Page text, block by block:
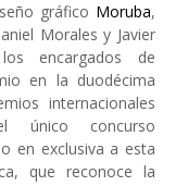
gráfico Moruba,
Morales y Javier
encargados de
en la duodécima
internacionales
único concurso
en exclusiva a esta
que reconoce la